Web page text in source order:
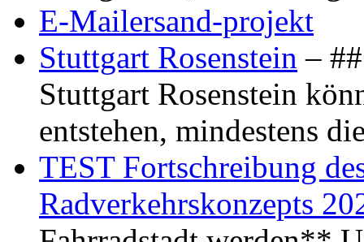
E-Mailersand-projekt
Stuttgart Rosenstein –
Stuttgart Rosenstein
entstehen, mindestens
TEST Fortschreibung
Radverkehrskonzepts